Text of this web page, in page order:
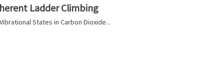
Ladder Climbing
States in Carbon Dioxide...